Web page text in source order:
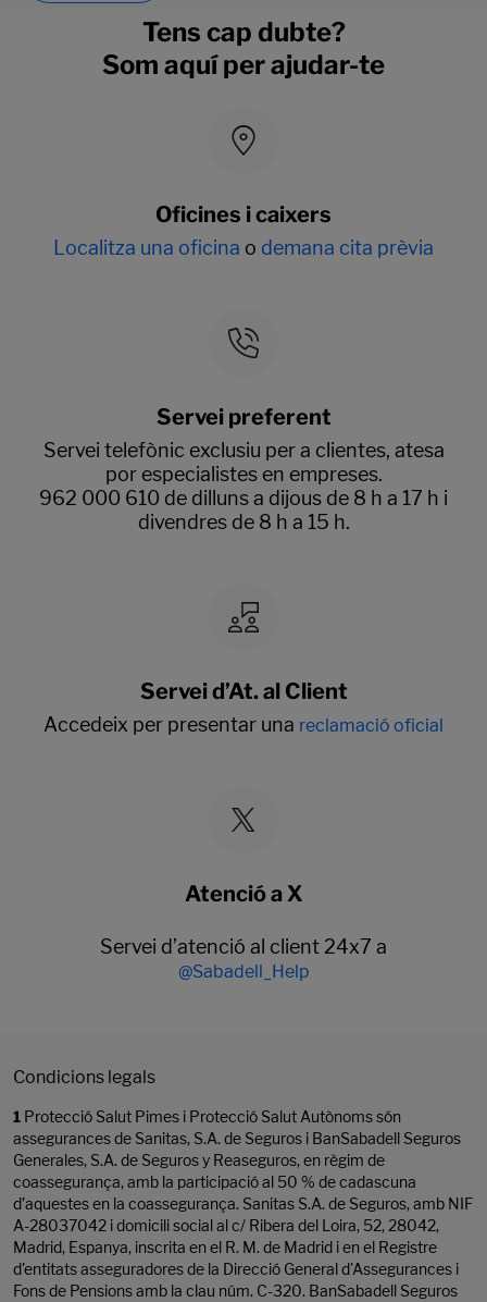
Tens cap dubte?
Som aquí per ajudar-te
Oficines i caixers
Localitza una oficina o demana cita prèvia
Servei preferent
Servei telefònic exclusiu per a clientes, atesa
por especialistes en empreses.
962 000 610 de dilluns a dijous de 8 h a 17 h i
divendres de 8 h a 15 h.
Servei d’At. al Client
Accedeix per presentar una reclamació oficial
Atenció a X
Servei d’atenció al client 24x7 a
@Sabadell_Help
Condicions legals
1 Protecció Salut Pimes i Protecció Salut Autònoms són
assegurances de Sanitas, S.A. de Seguros i BanSabadell Seguros
Generales, S.A. de Seguros y Reaseguros, en règim de
coassegurança, amb la participació al 50 % de cadascuna
d’aquestes en la coassegurança. Sanitas S.A. de Seguros, amb NIF
A-28037042 i domicili social al c/ Ribera del Loira, 52, 28042,
Madrid, Espanya, inscrita en el R. M. de Madrid i en el Registre
d'entitats asseguradores de la Direcció General d'Assegurances i
Fons de Pensions amb la clau núm. C-320. BanSabadell Seguros